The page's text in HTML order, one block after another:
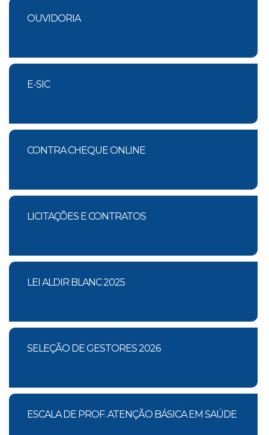
OUVIDORIA
E-SIC
CONTRA CHEQUE ONLINE
LICITAÇÕES E CONTRATOS
LEI ALDIR BLANC 2025
SELEÇÃO DE GESTORES 2026
ESCALA DE PROF. ATENÇÃO BÁSICA EM SAÚDE